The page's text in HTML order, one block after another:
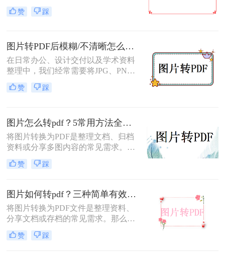
求。无论是为了方便存档、分享或打
印，将图片转换为PDF格式是一项很
简便方法来帮助您免费将图片转换为
PDF格式。
赞 踩
图片转PDF后模糊/不清晰怎么办？三种有效方法帮你解决！
在日常办公、设计交付以及学术资料
整理中，我们经常需要将JPG、PNG
等格式的图片合并转换为PDF文档。
然而，许多用户都遇到过这样一个令
变得模糊、边缘出现锯齿，甚至无法
进行高质量的打印。面对图片转PDF
后模糊/不清晰怎么办这一难题，很多
赞 踩
图片怎么转pdf？5常用方法全攻略！
将图片转换为PDF是整理文档、归档
资料或分享多图内容的常见需求。那
么图片怎么转pdf呢？本文系统梳理5
类主流方法，助你快速实现图片转
赞 踩
图片如何转pdf？三种简单有效的方法分享！
将图片转换为PDF文件是整理资料、
分享文档或存档的常见需求。那么图
片如何转pdf呢？本文将介绍三种简单
有效的方法，助您快速完成转换。
赞 踩